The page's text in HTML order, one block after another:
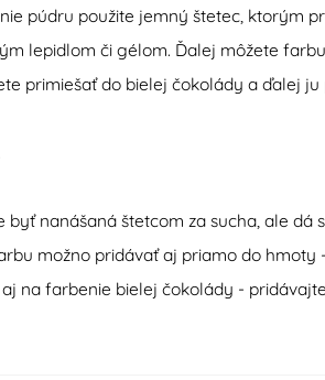
púdru použite jemný štetec, ktorým
lepidlom či gélom. Ďalej môžete
primiešať do bielej čokolády a ďalej
byť nanášaná štetcom za sucha, ale
možno pridávať aj priamo do
na farbenie bielej čokolády -